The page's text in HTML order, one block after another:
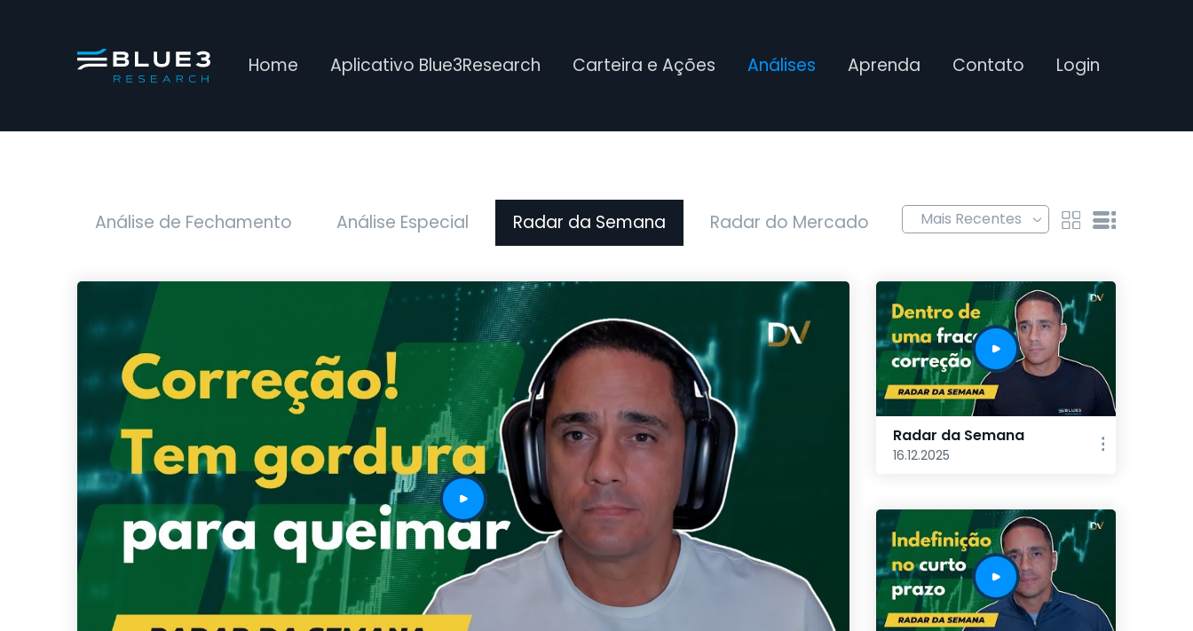
Home Aplicativo Blue3Research Carteira e Ações Análises Aprenda Contato Login
Análise de Fechamento Análise Especial Radar da Semana Radar do Mercado
Radar da Semana
16.12.2025